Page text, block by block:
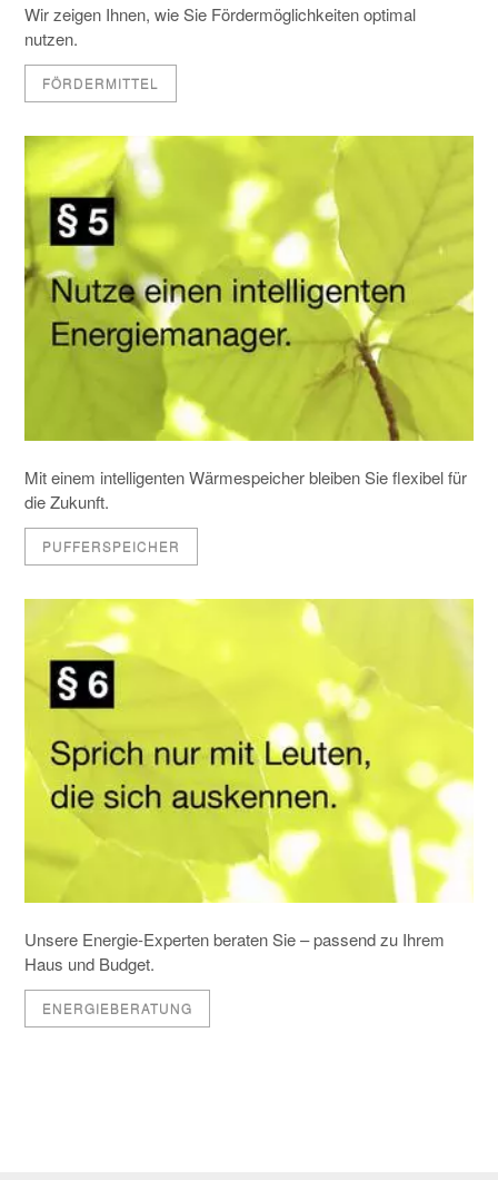
Wir zeigen Ihnen, wie Sie Fördermöglichkeiten optimal
nutzen.
FÖRDERMITTEL
Mit einem intelligenten Wärmespeicher bleiben Sie flexibel für
die Zukunft.
PUFFERSPEICHER
Unsere Energie-Experten beraten Sie – passend zu Ihrem
Haus und Budget.
ENERGIEBERATUNG